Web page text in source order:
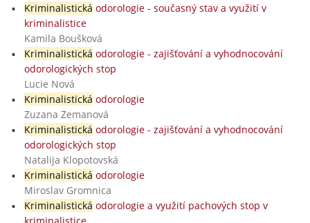
Kriminalistická odorologie - současný stav a využití v
kriminalistice
Kamila Boušková
Kriminalistická odorologie - zajišťování a vyhodnocování
odorologických stop
Lucie Nová
Kriminalistická odorologie
Zuzana Zemanová
Kriminalistická odorologie - zajišťování a vyhodnocování
odorologických stop
Natalija Klopotovská
Kriminalistická odorologie
Miroslav Gromnica
Kriminalistická odorologie a využití pachových stop v
kriminalistice